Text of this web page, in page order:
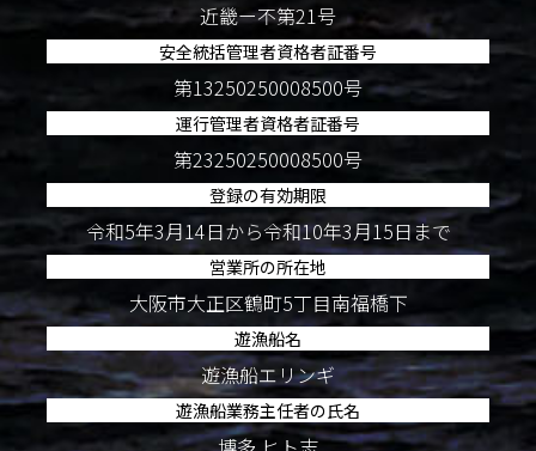
近畿ー不第21号
安全統括管理者資格者証番号
第13250250008500号
運行管理者資格者証番号
第23250250008500号
登録の有効期限
令和5年3月14日から令和10年3月15日まで
営業所の所在地
大阪市大正区鶴町5丁目南福橋下
遊漁船名
遊漁船エリンギ
遊漁船業務主任者の氏名